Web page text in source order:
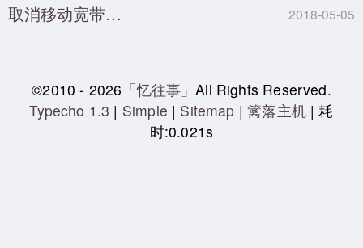
取消移动宽带… 2018-05-05
©2010 - 2026 「忆往事」All Rights Reserved.
Typecho 1.3 | Simple | Sitemap |篱落主机| 耗
时:0.021s